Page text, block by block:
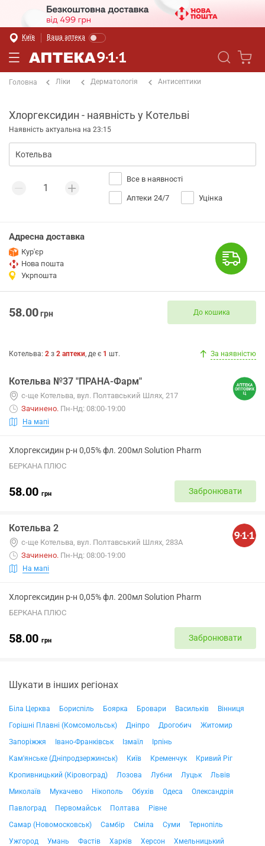
Київ Ваша аптека
Головна Ліки Дерматологія Антисептики
Хлоргексидин - наявність у Котельві
Наявність актуальна на 23:15
Все в наявності
Аптеки 24/7 Уцінка
Адресна доставка
Кур'єр
Нова пошта
Укрпошта
58.00грн До кошика
Котельва: 2 з 2 аптеки, де є 1 шт. За наявністю
Котельва №37 "ПРАНА-Фарм"
с-ще Котельва, вул. Полтавський Шлях, 217
Зачинено. Пн-Нд: 08:00-19:00
На мапі
Хлоргексидин р-н 0,05% фл. 200мл Solution Pharm
БЕРКАНА ПЛЮС
58.00 грн Забронювати
Котельва 2
с-ще Котельва, вул. Полтавський Шлях, 283А
Зачинено. Пн-Нд: 08:00-19:00
На мапі
Хлоргексидин р-н 0,05% фл. 200мл Solution Pharm
БЕРКАНА ПЛЮС
58.00 грн Забронювати
Шукати в інших регіонах
Біла Церква Бориспіль Боярка Бровари Васильків
Вінниця
Горішні Плавні (Комсомольськ)
Дніпро Дрогобич
Житомир
Запоріжжя
Івано-Франківськ Ізмаїл
Ірпінь
Кам'янське (Дніпродзержинськ)
Київ Кременчук
Кривий Ріг
Кропивницький (Кіровоград)
Лозова Лубни Луцьк
Львів
Миколаїв
Мукачево Нікополь Обухів Одеса
Олександрія
Павлоград
Первомайськ Полтава
Рівне
Самар (Новомосковськ)
Самбір Сміла Суми
Тернопіль
Ужгород
Умань Фастів Харків Херсон
Хмельницький